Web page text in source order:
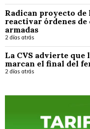
Radican proyecto de
reactivar órdenes
armadas
2 días atrás
La CVS advierte que
marcan el final del
2 días atrás